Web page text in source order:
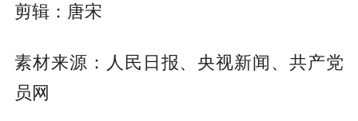
剪辑：唐宋
素材来源：人民日报、央视新闻、共产党
员网